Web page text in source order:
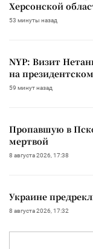
Херсонской
53 минуты назад
NYP: Визит
на
59 минут назад
Пропавшую в
мертвой
8 августа 2026, 17:38
Украине
8 августа 2026, 17:32